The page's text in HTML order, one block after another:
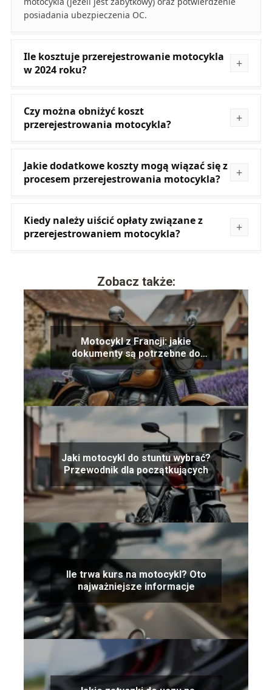
posiadania ubezpieczenia OC.
Ile kosztuje przerejestrowanie motocykla
w 2024 roku?
Czy można obniżyć koszt
przerejestrowania motocykla?
Jakie dodatkowe koszty mogą wiązać się z
procesem przerejestrowania motocykla?
Kiedy należy uiścić opłaty związane z
przerejestrowaniem motocykla?
Zobacz także:
Motocykl z Francji: jakie
dokumenty są potrzebne do
rejestracji?
Jaki motocykl do stuntu wybrać?
Przewodnik dla początkujących
Ile trwa kurs na motocykl? Oto
najważniejsze informacje